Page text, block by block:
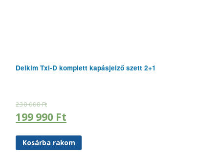
Delkim Txi-D komplett kapásjelző szett 2+1
230 000Ft
199 990 Ft
Kosárba rakom